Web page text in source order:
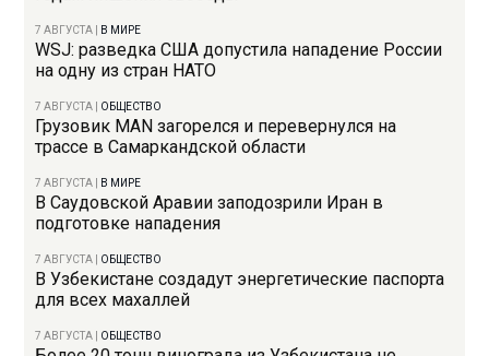
7 АВГУСТА В МИРЕ
WSJ: разведка США допустила нападение России
на одну из стран НАТО
7 АВГУСТА ОБЩЕСТВО
Грузовик MAN загорелся и перевернулся на
трассе в Самаркандской области
7 АВГУСТА В МИРЕ
В Саудовской Аравии заподозрили Иран в
подготовке нападения
7 АВГУСТА ОБЩЕСТВО
В Узбекистане создадут энергетические паспорта
для всех махаллей
7 АВГУСТА ОБЩЕСТВО